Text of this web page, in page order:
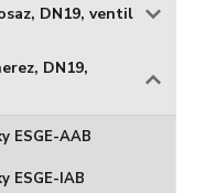
DN19, ventil
DN19,
ESGE-AAB
ESGE-IAB